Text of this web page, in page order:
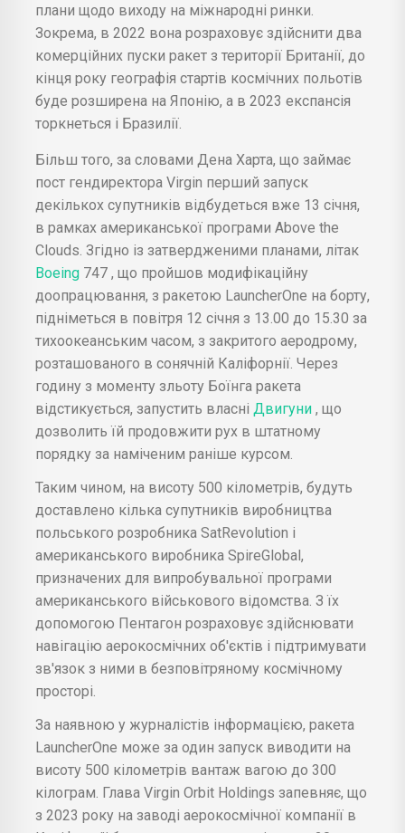
плани щодо виходу на міжнародні ринки.
Зокрема, в 2022 вона розраховує здійснити два
комерційних пуски ракет з території Британії, до
кінця року географія стартів космічних польотів
буде розширена на Японію, а в 2023 експансія
торкнеться і Бразилії.
Більш того, за словами Дена Харта, що займає
пост гендиректора Virgin перший запуск
декількох супутників відбудеться вже 13 січня,
в рамках американської програми Above the
Clouds. Згідно із затвердженими планами, літак
Boeing 747 , що пройшов модифікаційну
доопрацювання, з ракетою LauncherOne на борту,
підніметься в повітря 12 січня з 13.00 до 15.30 за
тихоокеанським часом, з закритого аеродрому,
розташованого в сонячній Каліфорнії. Через
годину з моменту зльоту Боїнга ракета
відстикується, запустить власні Двигуни , що
дозволить їй продовжити рух в штатному
порядку за наміченим раніше курсом.
Таким чином, на висоту 500 кілометрів, будуть
доставлено кілька супутників виробництва
польського розробника SatRevolution і
американського виробника SpireGlobal,
призначених для випробувальної програми
американського військового відомства. З їх
допомогою Пентагон розраховує здійснювати
навігацію аерокосмічних об'єктів і підтримувати
зв'язок з ними в безповітряному космічному
просторі.
За наявною у журналістів інформацією, ракета
LauncherOne може за один запуск виводити на
висоту 500 кілометрів вантаж вагою до 300
кілограм. Глава Virgin Orbit Holdings запевняє, що
з 2023 року на заводі аерокосмічної компанії в